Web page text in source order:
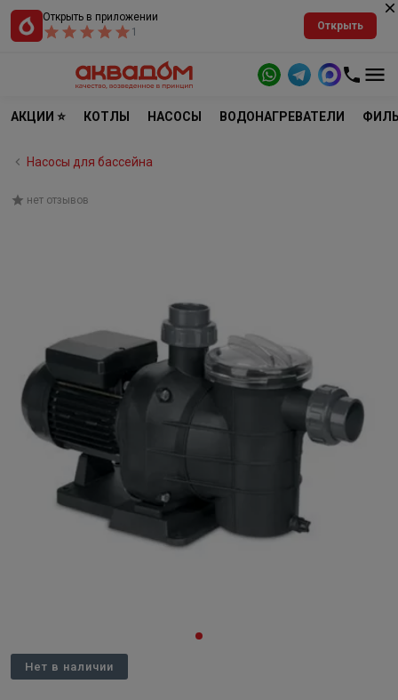
Открыть в приложении
1
Открыть
АКЦИИ ⭐ КОТЛЫ НАСОСЫ ВОДОНАГРЕВАТЕЛИ
Насосы для бассейна
нет отзывов
Нет в наличии